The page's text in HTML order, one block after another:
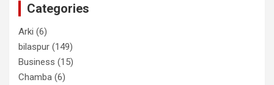
Categories
Arki (6)
bilaspur (149)
Business (15)
Chamba (6)